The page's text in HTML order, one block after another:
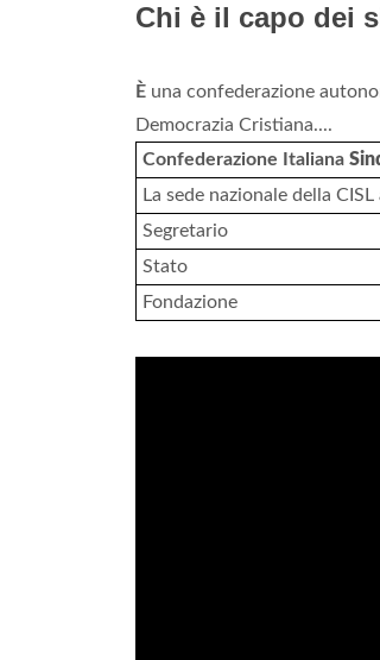
Chi è il capo dei
È una confederazione
Democrazia Cristiana....
Confederazione Italiana
La sede nazionale della CISL
Segretario
Stato
Fondazione